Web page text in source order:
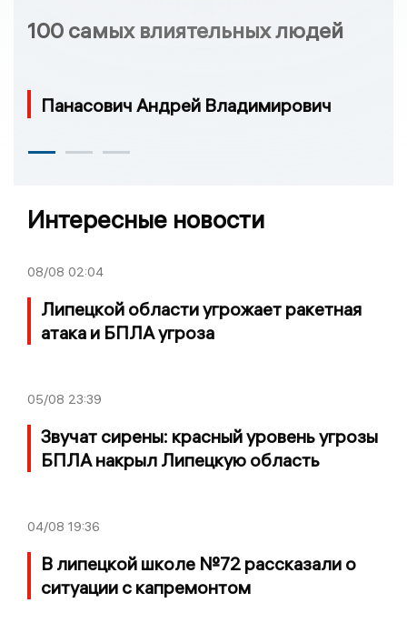
100 самых влиятельных людей
Панасович Андрей Владимирович
Интересные новости
08/08 02:04
Липецкой области угрожает ракетная
атака и БПЛА угроза
05/08 23:39
Звучат сирены: красный уровень угрозы
БПЛА накрыл Липецкую область
04/08 19:36
В липецкой школе №72 рассказали о
ситуации с капремонтом